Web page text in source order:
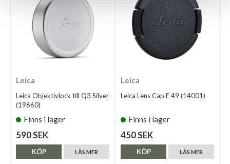
Leica
Leica Objektivlock till Q3 Silver
(19660)
Finns i lager
590 SEK
LÄS MER
KÖP
Leica
Leica Lens Cap E 49 (14001)
Finns i lager
450 SEK
LÄS MER
KÖP